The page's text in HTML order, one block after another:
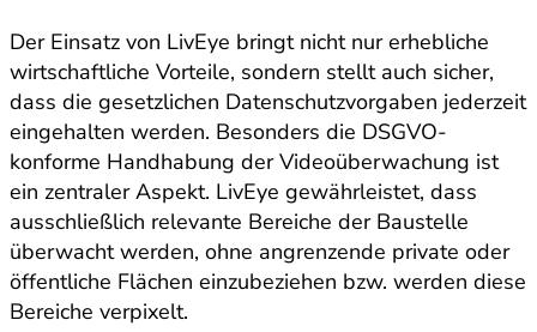
Der Einsatz von LivEye bringt nicht nur erhebliche
wirtschaftliche Vorteile, sondern stellt auch sicher,
dass die gesetzlichen Datenschutzvorgaben jederzeit
eingehalten werden. Besonders die DSGVO-
konforme Handhabung der Videoüberwachung ist
ein zentraler Aspekt. LivEye gewährleistet, dass
ausschließlich relevante Bereiche der Baustelle
überwacht werden, ohne angrenzende private oder
öffentliche Flächen einzubeziehen bzw. werden diese
Bereiche verpixelt.